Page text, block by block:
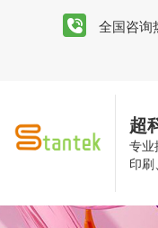
全国咨询
超
专业
印刷